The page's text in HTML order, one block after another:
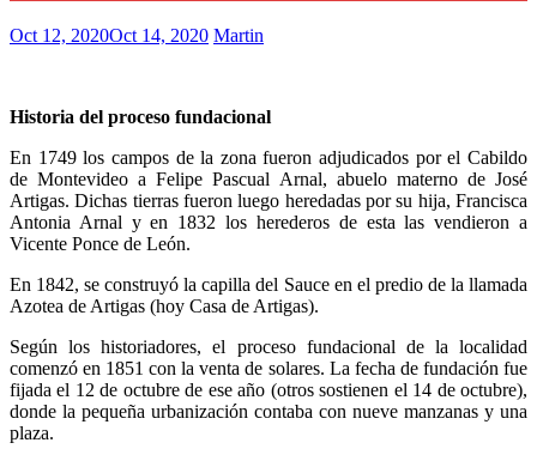
Oct 12, 2020Oct 14, 2020 Martin
Historia del proceso fundacional
En 1749 los campos de la zona fueron adjudicados por el Cabildo
de Montevideo a Felipe Pascual Arnal, abuelo materno de José
Artigas. Dichas tierras fueron luego heredadas por su hija, Francisca
Antonia Arnal y en 1832 los herederos de esta las vendieron a
Vicente Ponce de León.
En 1842, se construyó la capilla del Sauce en el predio de la llamada
Azotea de Artigas (hoy Casa de Artigas).
Según los historiadores, el proceso fundacional de la localidad
comenzó en 1851 con la venta de solares. La fecha de fundación fue
fijada el 12 de octubre de ese año (otros sostienen el 14 de octubre),
donde la pequeña urbanización contaba con nueve manzanas y una
plaza.